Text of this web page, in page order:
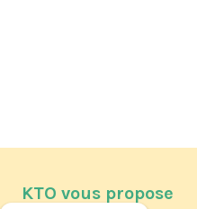
KTO vous propose